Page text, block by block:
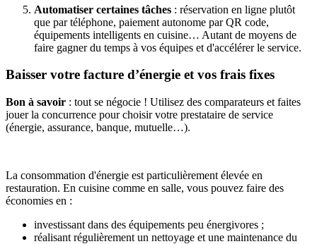
Automatiser certaines tâches : réservation en ligne plutôt
que par téléphone, paiement autonome par QR code,
équipements intelligents en cuisine… Autant de moyens de
faire gagner du temps à vos équipes et d'accélérer le service.
Baisser votre facture d’énergie et vos frais fixes
Bon à savoir : tout se négocie ! Utilisez des comparateurs et faites
jouer la concurrence pour choisir votre prestataire de service
(énergie, assurance, banque, mutuelle…).
La consommation d'énergie est particulièrement élevée en
restauration. En cuisine comme en salle, vous pouvez faire des
économies en :
investissant dans des équipements peu énergivores ;
réalisant régulièrement un nettoyage et une maintenance du